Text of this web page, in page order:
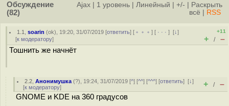
Обсуждение
(82)
Ajax 1 уровень Линейный +/-
Раскрыть
всё
RSS
1.1 ,soarin (ok), 19:20, 31/07/2019 [ответить] [ ﹢﹢﹢] [ · · ·][↓]
[к модератору]
+11
+ / –
Тошнить же начнёт
2.2 ,Анонимушка (?), 19:24, 31/07/2019 [^] [^^] [^^^] [ответить][↓]
[к модератору] + / –
GNOME и KDE на 360 градусов